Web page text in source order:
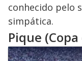
conhecido pelo
simpática.
Pique